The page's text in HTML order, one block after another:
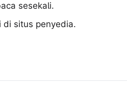
sesekali.
di situs penyedia.